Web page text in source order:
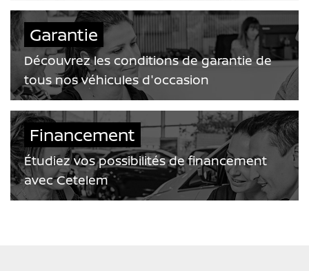
Garantie
Découvrez les conditions de garantie de
tous nos véhicules d'occasion
Financement
Étudiez vos possibilités de financement
avec Cetelem